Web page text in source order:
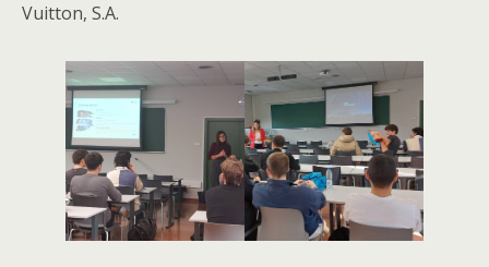
Vuitton, S.A.